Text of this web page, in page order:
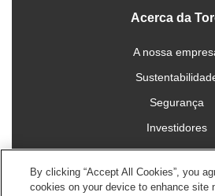
Acerca da
A nossa
Segurança
Investidores
Carreiras
Conecte-se
By clicking “Accept All Cookies”, you
cookies on your device to enhance site